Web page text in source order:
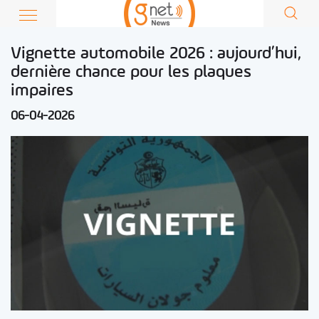
Vignette automobile 2026 : aujourd’hui,
dernière chance pour les plaques
impaires
06-04-2026